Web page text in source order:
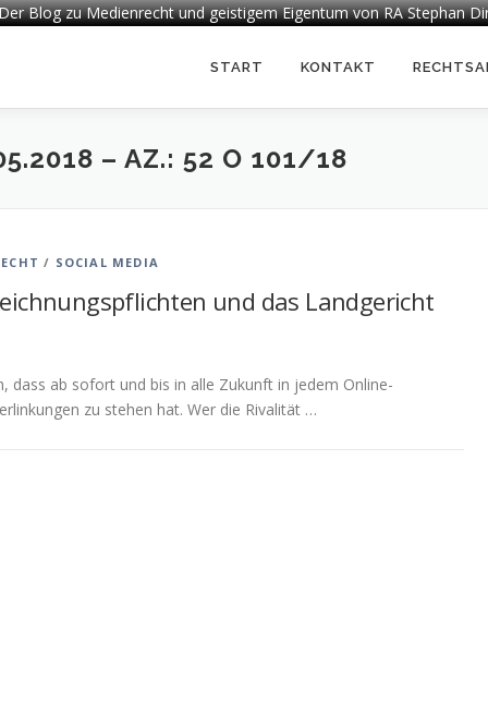
Blog zu Medienrecht und geistigem Eigentum von RA Stephan
START KONTAKT
– AZ.: 52 O 101/18
/ SOCIAL MEDIA
und das Landgericht
dass ab sofort und bis in alle Zukunft in jedem Online-
zu stehen hat. Wer die Rivalität …